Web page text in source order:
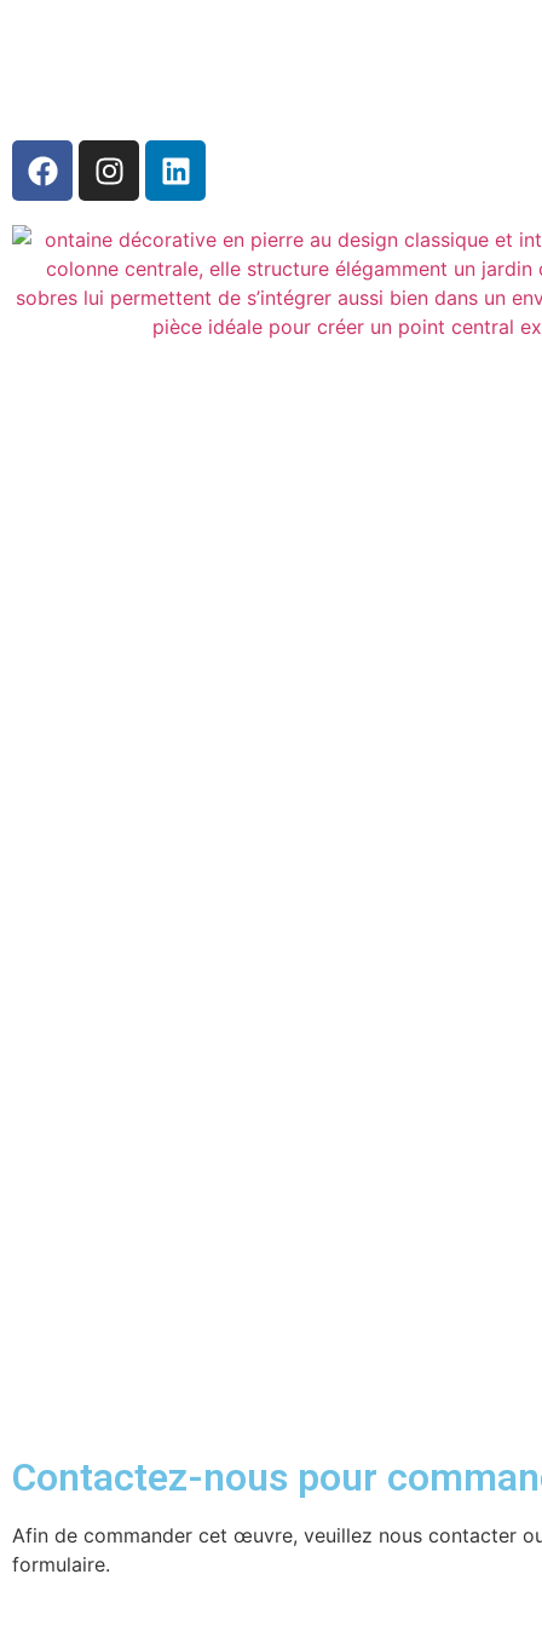
Contactez-nous pour
Afin de commander cet œuvre, veuillez nous contacter
formulaire.